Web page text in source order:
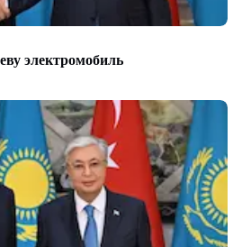
электромобиль